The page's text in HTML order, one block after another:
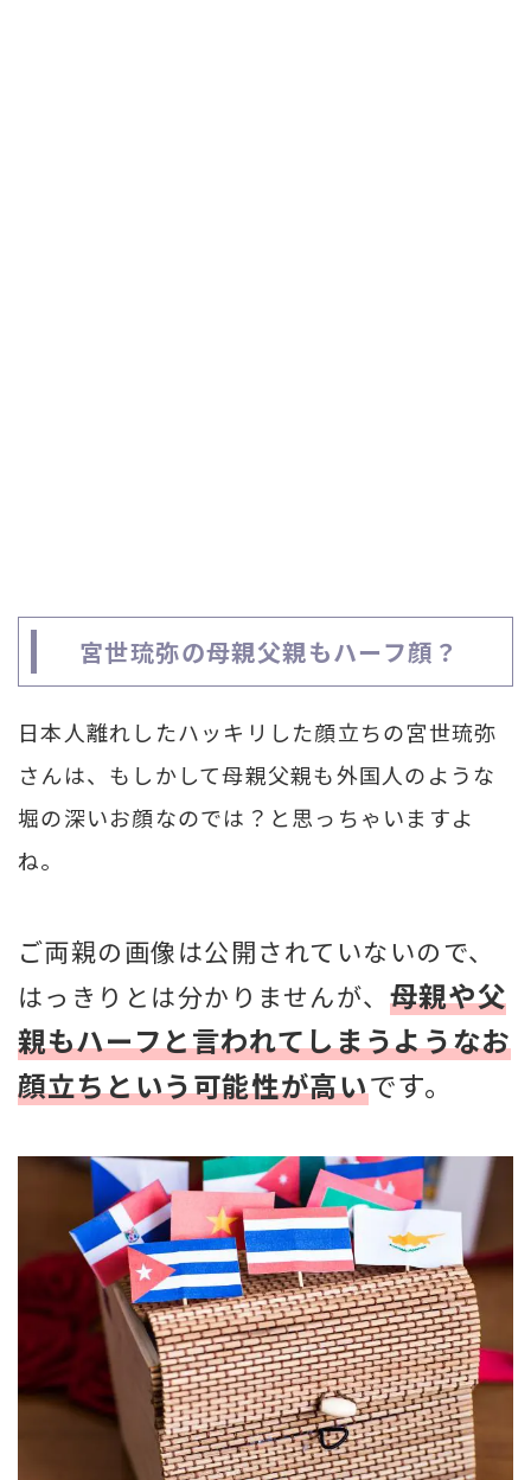
宮世琉弥の母親父親もハーフ顔？
日本人離れしたハッキリした顔立ちの宮世琉弥
さんは、もしかして母親父親も外国人のような
堀の深いお顔なのでは？と思っちゃいますよ
ね。
ご両親の画像は公開されていないので、
はっきりとは分かりませんが、 母親や父
親もハーフと言われてしまうようなお
顔立ちという可能性が高いです。